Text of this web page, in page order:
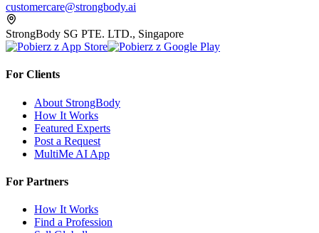
customercare@strongbody.ai
StrongBody SG PTE. LTD., Singapore
For Clients
About StrongBody
How It Works
Featured Experts
Post a Request
MultiMe AI App
For Partners
How It Works
Find a Profession